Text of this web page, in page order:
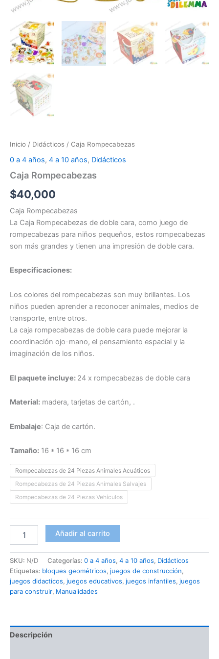
Inicio / Didácticos / Caja Rompecabezas
0 a 4 años, 4 a 10 años, Didácticos
Caja Rompecabezas
$40,000
Caja Rompecabezas
La Caja Rompecabezas de doble cara, como juego de
rompecabezas para niños pequeños, estos rompecabezas
son más grandes y tienen una impresión de doble cara.
Especificaciones:
Los colores del rompecabezas son muy brillantes. Los
niños pueden aprender a reconocer animales, medios de
transporte, entre otros.
La caja rompecabezas de doble cara puede mejorar la
coordinación ojo-mano, el pensamiento espacial y la
imaginación de los niños.
El paquete incluye: 24 x rompecabezas de doble cara
Material: madera, tarjetas de cartón, .
Embalaje: Caja de cartón.
Tamaño: 16 * 16 * 16 cm
Rompecabezas de 24 Piezas Animales Acuáticos
Rompecabezas de 24 Piezas Animales Salvajes
Rompecabezas de 24 Piezas Vehículos
Añadir al carrito
SKU: N/D Categorías: 0 a 4 años, 4 a 10 años, Didácticos
Etiquetas: bloques geométricos, juegos de construcción,
juegos didacticos, juegos educativos, juegos infantiles, juegos
para construir, Manualidades
Descripción